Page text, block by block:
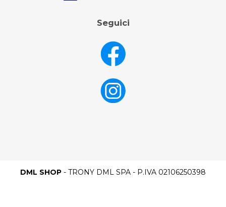
Seguici
DML SHOP - TRONY DML SPA - P.IVA 02106250398